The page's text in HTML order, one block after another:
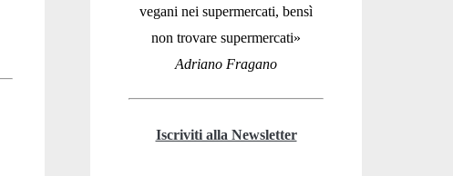
vegani nei supermercati, bensì
non trovare supermercati»
Adriano Fragano
Iscriviti alla Newsletter